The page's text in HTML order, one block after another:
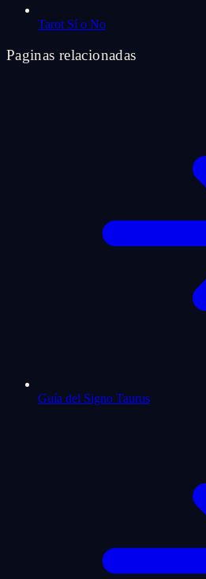
Tarot Sí o No
Paginas relacionadas
Guía del Signo Taurus